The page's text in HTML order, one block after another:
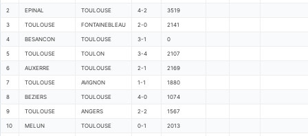
2 EPINAL TOULOUSE 4-2 3519
3 TOULOUSE FONTAINEBLEAU 2-0 2141
4 BESANCON TOULOUSE 3-1 0
5 TOULOUSE TOULON 3-4 2107
6 AUXERRE TOULOUSE 2-1 2169
7 TOULOUSE AVIGNON 1-1 1880
8 BEZIERS TOULOUSE 4-0 1074
9 TOULOUSE ANGERS 2-2 1567
10 MELUN TOULOUSE 0-1 2013